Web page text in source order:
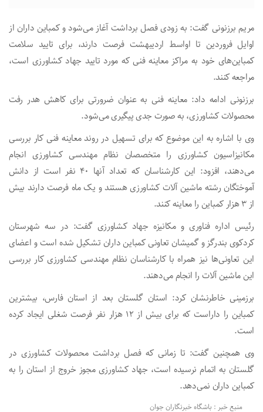
مریم برزنونی گفت: به زودی فصل برداشت آغاز می‌شود و کمباین داران از
اوایل فروردین تا اواسط اردیبهشت فرصت دارند، برای تایید سلامت
کمباین‌های خود به مراکز معاینه فنی که مورد تایید جهاد کشاورزی است،
مراجعه کنند.
برزنونی ادامه داد: معاینه فنی به عنوان ضرورتی برای کاهش هدر رفت
محصولات کشاورزی، به صورت جدی پیگیری می‌شود.
وی با اشاره به این موضوع که برای تسهیل در روند معاینه فنی کار بررسی
مکانیزاسیون کشاورزی را متخصصان نظام مهندسی کشاورزی انجام
می‌دهند، افزود: این کارشناسان که تعداد آنها ۴۰ نفر است از دانش
آموختگان رشته ماشین آلات کشاورزی هستند و یک ماه فرصت دارند بیش
از ۳ هزار کمباین را معاینه کنند.
رئیس اداره فناوری و مکانیزه جهاد کشاورزی گفت: در سه شهرستان
کردکوی بندرگز و گمیشان تعاونی کمباین داران تشکیل شده است و اعضای
این تعاونی‌ها نیز همراه با کارشناسان نظام مهندسی کشاورزی کار بررسی
این ماشین آلات را انجام می‌دهند.
برزمینی خاطرنشان کرد: استان گلستان بعد از استان فارس، بیشترین
کمباین را داراست که برای بیش از ۱۲ هزار نفر فرصت شغلی ایجاد کرده
است.
وی همچنین گفت: تا زمانی که فصل برداشت محصولات کشاورزی در
گلستان به اتمام نرسیده است، جهاد کشاورزی مجوز خروج از استان را به
کمباین داران نمی‌دهد.
منبع خبر : باشگاه خبرنگاران جوان